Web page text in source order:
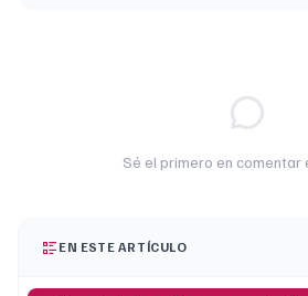
Sé el primero en comentar
EN ESTE ARTÍCULO